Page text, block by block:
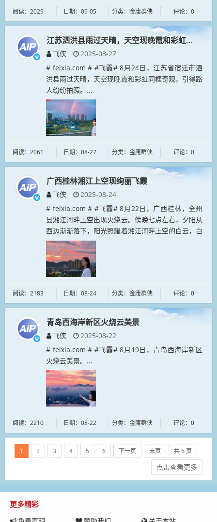
阅读：2029 日期：09-05 分类：金庸群侠 评论：0
江苏泗洪县雨过天晴，天空现晚霞和彩虹同框奇观
飞侠
2025-08-27
# feixia.com # #飞霞# 8月24日，江苏省宿迁市泗
洪县雨过天晴，天空现晚霞和彩虹同框奇观，引得路
人纷纷拍照。...
阅读：2061 日期：08-27 分类：金庸群侠 评论：0
广西桂林湘江上空现绚丽飞霞
飞侠
2025-08-24
# feixia.com # #飞霞# 8月22日，广西桂林，全州
县湘江河畔上空出现火烧云。傍晚七点左右，夕阳从
西边渐渐落下，阳光照耀着湘江河畔上空的白云，白
云如火烧一般，与湘江、城市建筑相互映衬，构成了
一幅幅绚丽的...
阅读：2183 日期：08-24 分类：金庸群侠 评论：0
青岛西海岸新区火烧云美景
飞侠
2025-08-22
# feixia.com # #飞霞# 8月19日，青岛西海岸新区
火烧云美景。...
阅读：2210 日期：08-22 分类：金庸群侠 评论：0
1 2 3 4 5 6 下一页 末页 共 6 页
点击查看更多
更多精彩